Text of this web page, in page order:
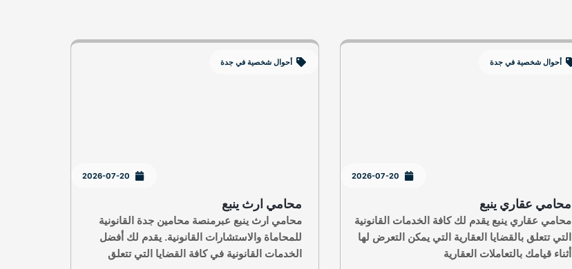
أحوال شخصية في جدة
2026-07-20
محامي عقاري ينبع
محامي عقاري ينبع يقدم لك كافة الخدمات القانونية
التي تتعلق بالقضايا العقارية التي يمكن التعرض لها
أثناء قيامك بالتعاملات العقارية
أحوال شخصية في جدة
2026-07-20
محامي ارث ينبع
محامي ارث ينبع عبرمنصة محامين جدة القانونية
للمحاماة والاستشارات القانونية. يقدم لك أفضل
الخدمات القانونية في كافة القضايا التي تتعلق